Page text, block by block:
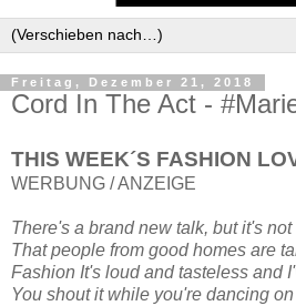
Freitag, Dezember 21, 2018
Cord In The Act -
THIS WEEK´S FASHION
WERBUNG / ANZEIGE
There's a brand new talk, but it's
That people from good homes are
Fashion It's loud and tasteless and
You shout it while you're dancing